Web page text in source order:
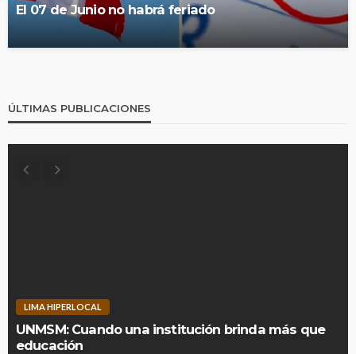
El 07 de Junio no habrá feriado
ÚLTIMAS PUBLICACIONES
LIMA HIPERLOCAL
UNMSM: Cuando una institución brinda más que
educación